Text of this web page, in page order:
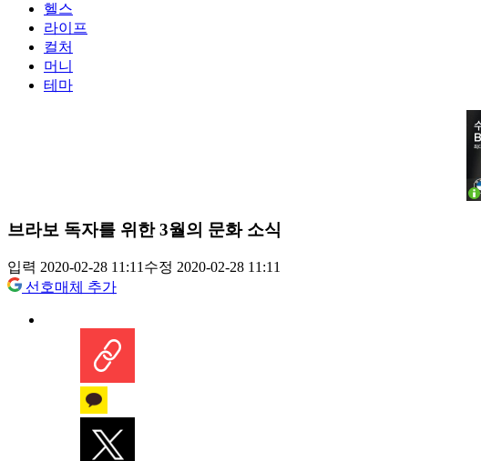
헬스
라이프
컬처
머니
테마
브라보 독자를 위한 3월의 문화 소식
입력 2020-02-28 11:11수정 2020-02-28 11:11
선호매체 추가